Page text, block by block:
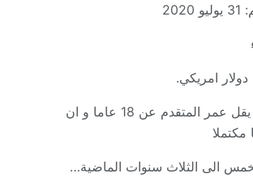
الاهلية : يجب أن لا يقل عمر المتقدم عن 18 عاما و ان
الى الثلاث سنوات الماضية…